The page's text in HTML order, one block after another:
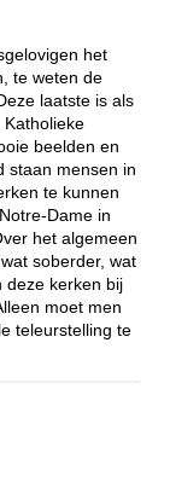
het
te weten de
laatste is als
beelden en
staan mensen in
te kunnen
Dame in
het algemeen
soberder, wat
deze kerken bij
moet men
teleurstelling te